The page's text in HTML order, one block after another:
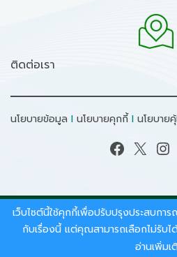
ติดต่อเรา
นโยบายข้อมูล I นโยบายคุกกี้ I นโยบาย
Facebook X Instagram
สงวนลิขสิทธิ์ © 2026 - สำนั
ทรัพยากรธรรมชาติแล
เว็บไซต์นี้ใช้คุกกี้เพื่อปรับปรุงประสบก
กับเรื่องนี้ แต่คุณสามารถเลือกไม่รับไ
อ่านเพิ่มเ